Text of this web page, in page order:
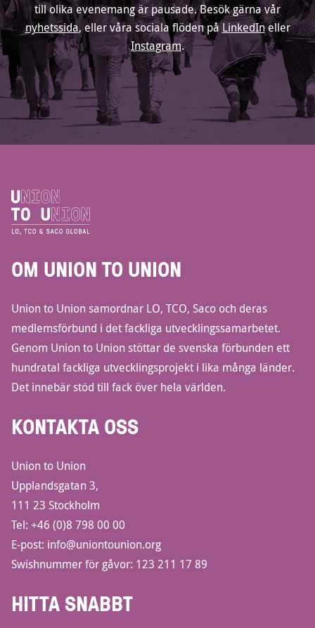
till olika evenemang är pausade. Besök gärna vår
nyhetssida, eller våra sociala flöden påLinkedIneller
Instagram.
OM UNION TO UNION
Union to Union samordnar LO, TCO, Saco och deras
medlemsförbund i det fackliga utvecklingssamarbetet.
Genom Union to Union stöttar de svenska förbunden ett
hundratal fackliga utvecklingsprojekt i lika många länder.
Det innebär stöd till fack över hela världen.
KONTAKTA OSS
Union to Union
Upplandsgatan 3,
111 23 Stockholm
Tel: +46 (0)8 798 00 00
E-post: info@uniontounion.org
Swishnummer för gåvor: 123 211 17 89
HITTA SNABBT